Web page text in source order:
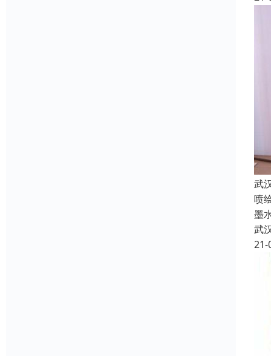
武
喷
墨
武
21-